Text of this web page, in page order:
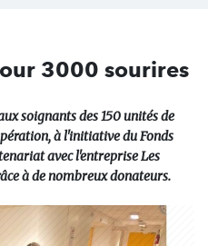
3000 sourires
soignants des 150 unités de
à l'initiative du Fonds
avec l'entreprise Les
à de nombreux donateurs.